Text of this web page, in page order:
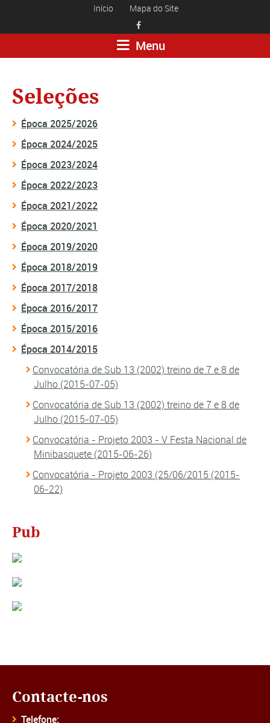
Início Mapa do Site

Menu
Seleções
Época 2025/2026
Época 2024/2025
Época 2023/2024
Época 2022/2023
Época 2021/2022
Época 2020/2021
Época 2019/2020
Época 2018/2019
Época 2017/2018
Época 2016/2017
Época 2015/2016
Época 2014/2015
Convocatória de Sub 13 (2002) treino de 7 e 8 de
Julho (2015-07-05)
Convocatória de Sub 13 (2002) treino de 7 e 8 de
Julho (2015-07-05)
Convocatória - Projeto 2003 - V Festa Nacional de
Minibasquete (2015-06-26)
Convocatória - Projeto 2003 (25/06/2015 (2015-
06-22)
Pub
Contacte-nos
Telefone: